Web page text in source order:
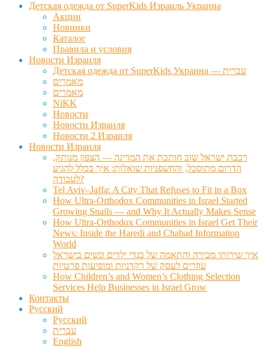
Детская одежда от SuperKids Израиль Украина
Акции
Новинки
Каталог
Правила и условия
Новости Израиля
Детская одежда от SuperKids Украина — עברית
מאמרים
מאמרים
NiKK
Новости
Новости Израиля
Новости 2 Израиля
Новости Израиля
רכבת ישראל שוב חותכת את המדינה — הצפון מנותק,
הדרום מתוסכל, והחשפניות שואלות: איך בכלל להגיע
לעבודה?
Tel Aviv–Jaffa: A City That Refuses to Fit in a Box
How Ultra-Orthodox Communities in Israel Started
Growing Snails — and Why It Actually Makes Sense
How Ultra-Orthodox Communities in Israel Get Their
News: Inside the Haredi and Chabad Information
World
איך שירותי מכירה והתאמה של בגדי ילדים ונשים בישראל
עוזרים לעסק של רקדניות ומופיעות פרטיות
How Children’s and Women’s Clothing Selection
Services Help Businesses in Israel Grow
Контакты
Русский
Русский
עברית
English